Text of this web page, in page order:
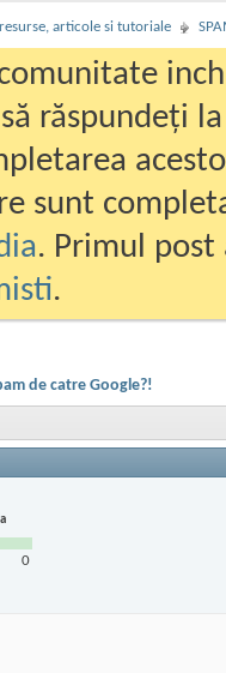
articole si tutoriale
răspundeți
sunt
. Primul
.
de catre Google?!
0